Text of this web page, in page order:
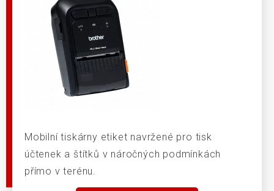
Mobilní tiskárny etiket navržené pro tisk
účtenek a štítků v náročných podmínkách
přímo v terénu.